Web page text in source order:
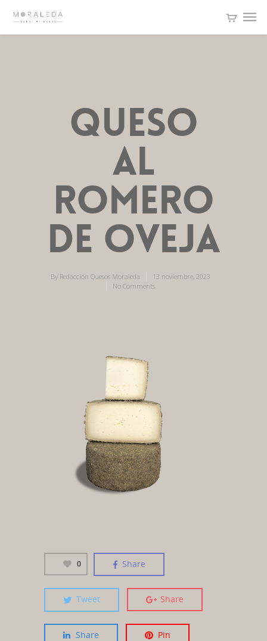
QUESO
AL
ROMERO
DE OVEJA
By Redacción Quesos Moraleda
13 noviembre, 2023
No Comments
0 Share
Tweet Share
Share Pin